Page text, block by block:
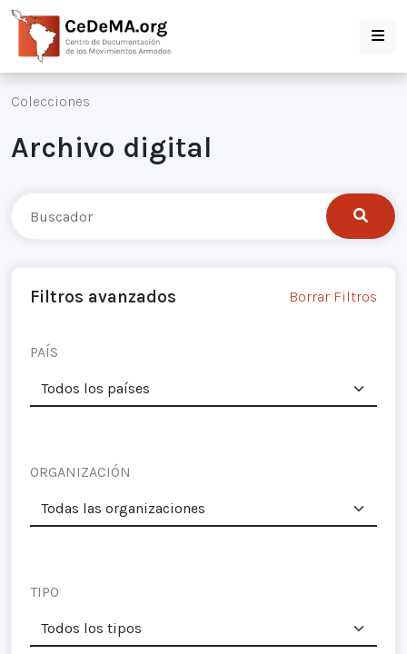
Colecciones
Archivo digital
Filtros avanzados Borrar Filtros
PAÍS
ORGANIZACIÓN
TIPO